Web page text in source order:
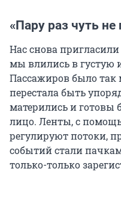
«Пару раз чуть
Нас снова
мы влились в густую
Пассажиров было так
перестала быть
матерились и готовы
лицо. Ленты, с
регулируют потоки,
событий стали
только-только